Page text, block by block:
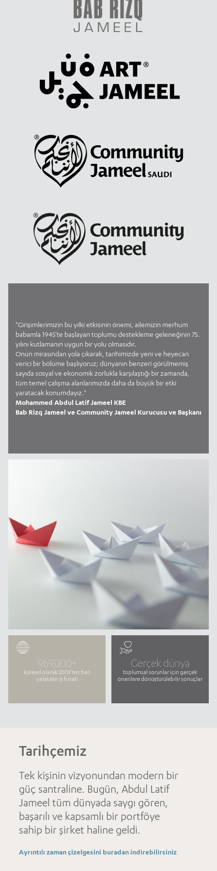
"Girişimlerimizin bu yılki etkisinin önemi, ailemizin merhum
babamla 1945'te başlayan toplumu destekleme geleneğinin 75.
yılını kutlamanın uygun bir yolu olmasıdır.
Onun mirasından yola çıkarak, tarihimizde yeni ve heyecan
verici bir bölüme başlıyoruz; dünyanın benzeri görülmemiş
sayıda sosyal ve ekonomik zorlukla karşılaştığı bir zamanda,
tüm temel çalışma alanlarımızda daha da büyük bir etki
yaratacak konumdayız."
Mohammed Abdul Latif Jameel KBE
Bab Rizq Jameel ve Community Jameel Kurucusu ve Başkanı
969,000+
küresel olarak 2003'ten beri
yaratılan iş fırsatı
Gerçek dünya
toplumsal sorunlar için gerçek
önerilere dönüştürülebilir sonuçlar
Tarihçemiz
Tek kişinin vizyonundan modern bir
güç santraline. Bugün, Abdul Latif
Jameel tüm dünyada saygı gören,
başarılı ve kapsamlı bir portföye
sahip bir şirket haline geldi.
Ayrıntılı zaman çizelgesini buradan indirebilirsiniz